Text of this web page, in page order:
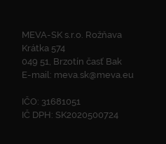
MEVA-SK s.r.o. Rožňava
Krátka 574
049 51, Brzotín časť Bak
E-mail: meva.sk@meva.eu
IČO: 31681051
IČ DPH: SK2020500724